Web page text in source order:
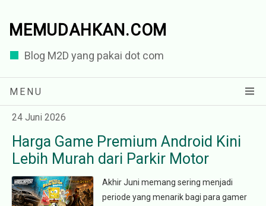
MEMUDAHKAN.COM
Blog M2D yang pakai dot com
MENU
24 Juni 2026
Harga Game Premium Android Kini
Lebih Murah dari Parkir Motor
Akhir Juni memang sering menjadi
periode yang menarik bagi para gamer